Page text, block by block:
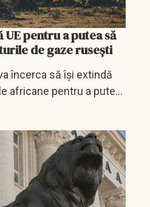
UE pentru a putea să
de gaze ruseşti
încerca să îşi extindă
africane pentru a putea
de gaze ruseşti şi a-